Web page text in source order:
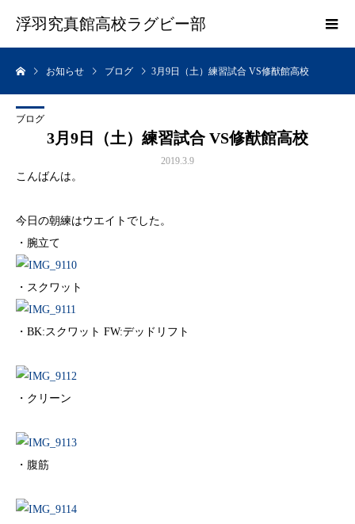
浮羽究真館高校ラグビー部
お知らせ ブログ 3月9日（土）練習試合 VS修猷館高校
ブログ
3月9日（土）練習試合 VS修猷館高校
2019.3.9
こんばんは。
今日の朝練はウエイトでした。
・腕立て
・スクワット
・BK:スクワット FW:デッドリフト
・クリーン
・腹筋